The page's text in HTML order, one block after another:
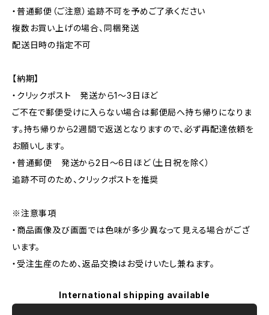
・普通郵便（ご注意）追跡不可を予めご了承ください
複数お買い上げの場合、同梱発送
配送日時の指定不可
【納期】
・クリックポスト 発送から1〜3日ほど
ご不在で郵便受けに入らない場合は郵便局へ持ち帰りになりま
す。持ち帰りから2週間で返送となりますので、必ず再配達依頼を
お願いします。
・普通郵便 発送から2日〜6日ほど（土日祝を除く）
追跡不可のため、クリックポストを推奨
※注意事項
・商品画像及び画面では色味が多少異なって見える場合がござ
います。
・受注生産のため、返品交換はお受けいたし兼ねます。
International shipping available